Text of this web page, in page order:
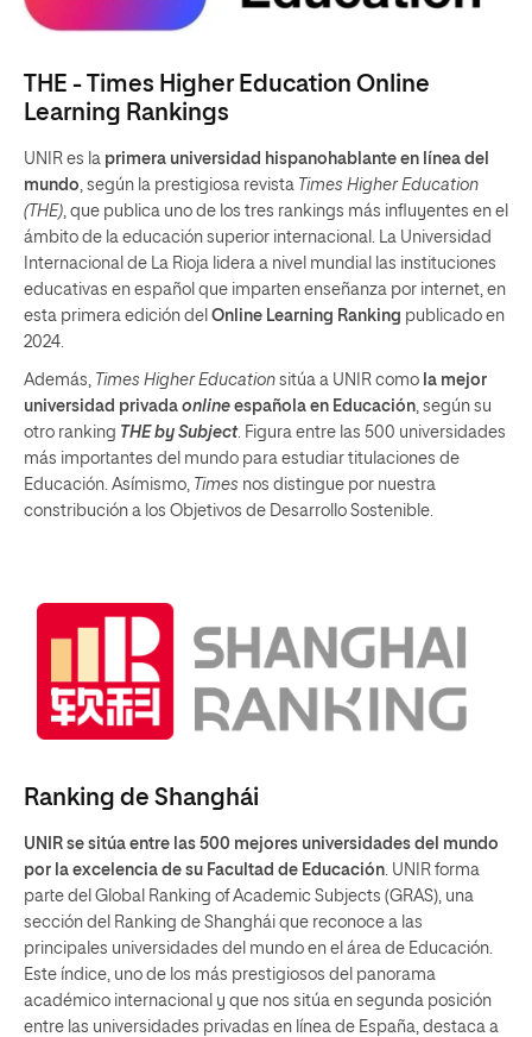
THE - Times Higher Education Online
Learning Rankings
UNIR es la primera universidad hispanohablante en línea del
mundo, según la prestigiosa revista Times Higher Education
(THE), que publica uno de los tres rankings más influyentes en el
ámbito de la educación superior internacional. La Universidad
Internacional de La Rioja lidera a nivel mundial las instituciones
educativas en español que imparten enseñanza por internet, en
esta primera edición del Online Learning Ranking publicado en
2024.
Además, Times Higher Education sitúa a UNIR como la mejor
universidad privada online española en Educación, según su
otro ranking THE by Subject. Figura entre las 500 universidades
más importantes del mundo para estudiar titulaciones de
Educación. Asímismo, Times nos distingue por nuestra
constribución a los Objetivos de Desarrollo Sostenible.
Ranking de Shanghái
UNIR se sitúa entre las 500 mejores universidades del mundo
por la excelencia de su Facultad de Educación. UNIR forma
parte del Global Ranking of Academic Subjects (GRAS), una
sección del Ranking de Shanghái que reconoce a las
principales universidades del mundo en el área de Educación.
Este índice, uno de los más prestigiosos del panorama
académico internacional y que nos sitúa en segunda posición
entre las universidades privadas en línea de España, destaca a